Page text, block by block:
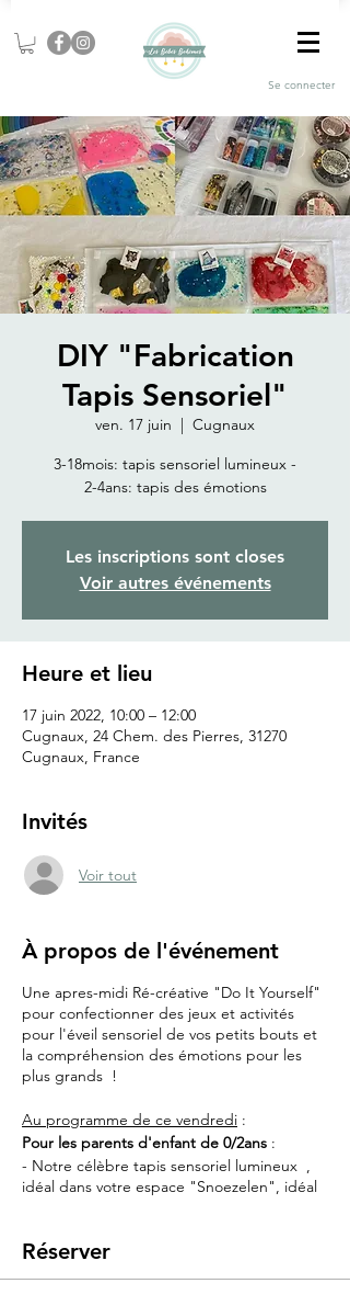
Se connecter
DIY "Fabrication
Tapis Sensoriel"
ven. 17 juin
  |
Cugnaux
3-18mois: tapis sensoriel lumineux -
2-4ans: tapis des émotions
Les inscriptions sont closes
Voir autres événements
Heure et lieu
17 juin 2022, 10:00 – 12:00
Cugnaux, 24 Chem. des Pierres, 31270
Cugnaux, France
Invités
Voir tout
À propos de l'événement
Une apres-midi Ré-créative "Do It Yourself"
pour confectionner des jeux et activités
pour l'éveil sensoriel de vos petits bouts et
la compréhension des émotions pour les
plus grands !
Au programme de ce vendredi :
Pour les parents d'enfant de 0/2ans :
- Notre célèbre tapis sensoriel lumineux ,
idéal dans votre espace "Snoezelen", idéal
Parfait à partir de 3mois
Réserver